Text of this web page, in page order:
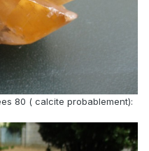
80 ( calcite probablement):